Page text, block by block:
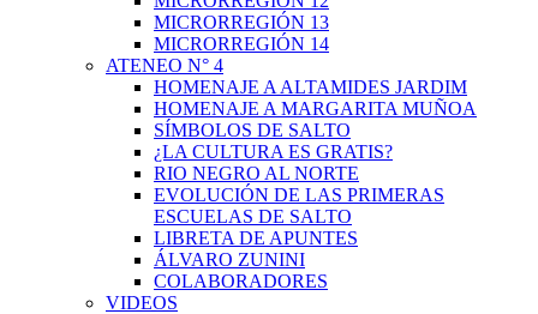
MICRORREGIÓN 13
MICRORREGIÓN 14
ATENEO N° 4
HOMENAJE A ALTAMIDES JARDIM
HOMENAJE A MARGARITA MUÑOA
SÍMBOLOS DE SALTO
¿LA CULTURA ES GRATIS?
RIO NEGRO AL NORTE
EVOLUCIÓN DE LAS PRIMERAS
ESCUELAS DE SALTO
LIBRETA DE APUNTES
ÁLVARO ZUNINI
COLABORADORES
VIDEOS